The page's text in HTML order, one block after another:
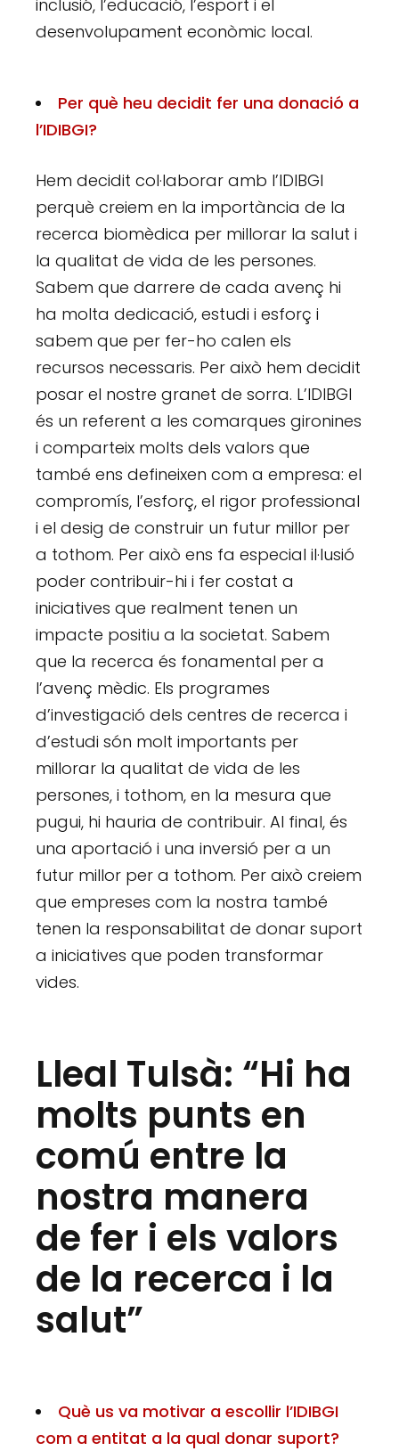
inclusió, l’educació, l’esport i el
desenvolupament econòmic local.
Per què heu decidit fer una donació a
l’IDIBGI?
Hem decidit col·laborar amb l’IDIBGI
perquè creiem en la importància de la
recerca biomèdica per millorar la salut i
la qualitat de vida de les persones.
Sabem que darrere de cada avenç hi
ha molta dedicació, estudi i esforç i
sabem que per fer-ho calen els
recursos necessaris. Per això hem decidit
posar el nostre granet de sorra. L’IDIBGI
és un referent a les comarques gironines
i comparteix molts dels valors que
també ens defineixen com a empresa: el
compromís, l’esforç, el rigor professional
i el desig de construir un futur millor per
a tothom. Per això ens fa especial il·lusió
poder contribuir-hi i fer costat a
iniciatives que realment tenen un
impacte positiu a la societat. Sabem
que la recerca és fonamental per a
l’avenç mèdic. Els programes
d’investigació dels centres de recerca i
d’estudi són molt importants per
millorar la qualitat de vida de les
persones, i tothom, en la mesura que
pugui, hi hauria de contribuir. Al final, és
una aportació i una inversió per a un
futur millor per a tothom. Per això creiem
que empreses com la nostra també
tenen la responsabilitat de donar suport
a iniciatives que poden transformar
vides.
Lleal Tulsà: “Hi ha
molts punts en
comú entre la
nostra manera
de fer i els valors
de la recerca i la
salut”
Què us va motivar a escollir l’IDIBGI
com a entitat a la qual donar suport?